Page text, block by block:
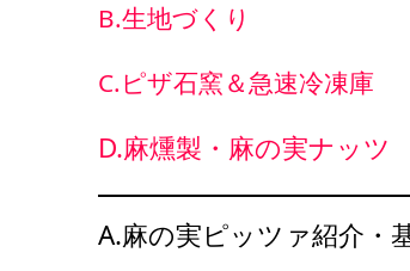
B.生地づくり
C.ピザ石窯＆急速冷凍庫
D.麻燻製・麻の実ナッツ
A.麻の実ピッツァ紹介・